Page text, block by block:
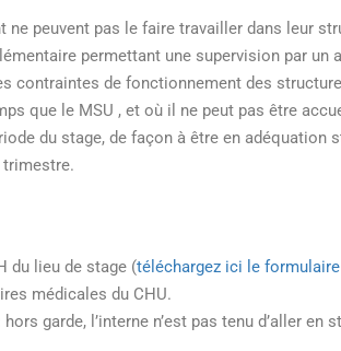
ne peuvent pas le faire travailler dans leur
permettant une supervision par un
contraintes de fonctionnement des
que le MSU , et où il ne peut pas être
du stage, de façon à être en
trimestre.
du lieu de stage (téléchargez ici le
médicales du CHU.
garde, l’interne n’est pas tenu d’aller